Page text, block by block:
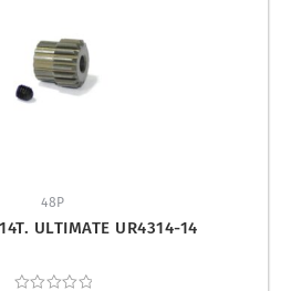
48P
ULTIMATE UR4314-14